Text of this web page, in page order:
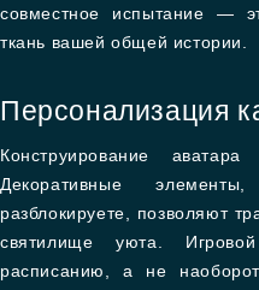
совместное испытание —
ткань вашей общей истории.
Персонализация
Конструирование
Декоративные
разблокируете, позволяют
святилище уюта.
расписанию, а не